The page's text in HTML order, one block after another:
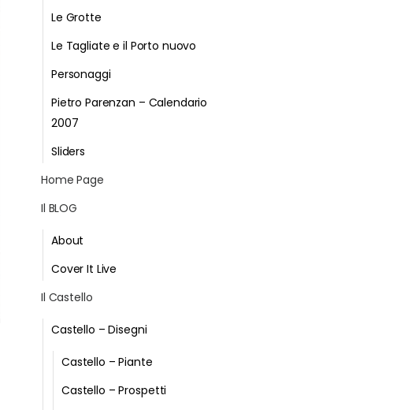
Le Grotte
Le Tagliate e il Porto nuovo
Personaggi
Pietro Parenzan – Calendario
2007
Sliders
Home Page
Il BLOG
About
Cover It Live
Il Castello
Castello – Disegni
Castello – Piante
Castello – Prospetti